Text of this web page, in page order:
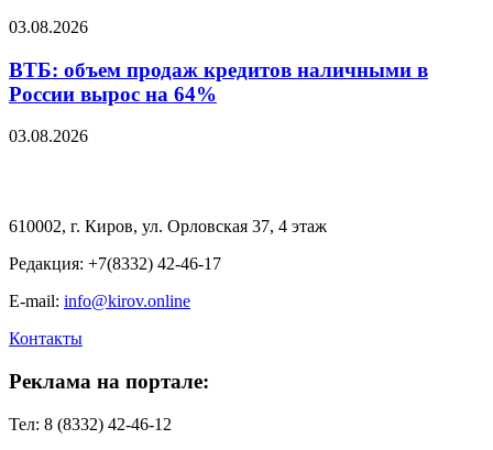
03.08.2026
ВТБ: объем продаж кредитов наличными в
России вырос на 64%
03.08.2026
610002, г. Киров, ул. Орловская 37, 4 этаж
Редакция: +7(8332) 42-46-17
E-mail: info@kirov.online
Контакты
Реклама на портале:
Тел: 8 (8332) 42-46-12